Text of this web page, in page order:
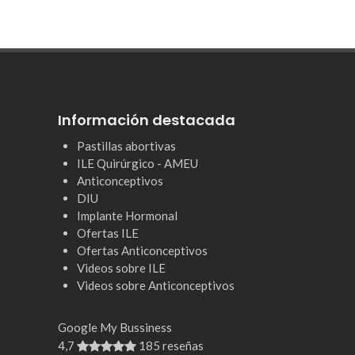
Información destacada
Pastillas abortivas
ILE Quirúrgico - AMEU
Anticonceptivos
DIU
Implante Hormonal
Ofertas ILE
Ofertas Anticonceptivos
Videos sobre ILE
Videos sobre Anticonceptivos
Google My Bussiness
4,7
185 reseñas